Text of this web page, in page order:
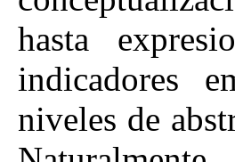
hasta
indicadores
niveles de